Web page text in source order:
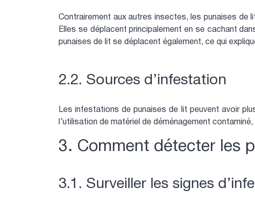
Contrairement aux autres insectes, les punaises de
Elles se déplacent principalement en se cachant
punaises de lit se déplacent également, ce qui
2.2. Sources d’infestation
Les infestations de punaises de lit peuvent avoir
l’utilisation de matériel de déménagement
3. Comment détecter les
3.1. Surveiller les signes